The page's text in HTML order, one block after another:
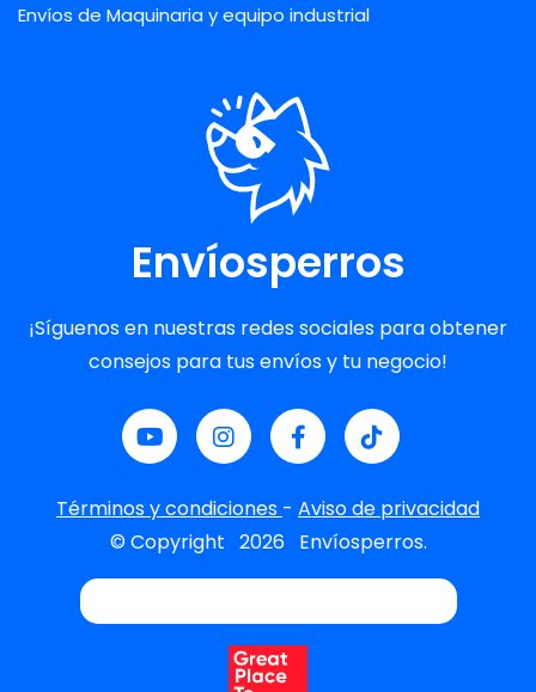
Envíos de Maquinaria y equipo industrial
Envíosperros
¡Síguenos en nuestras redes sociales para obtener
consejos para tus envíos y tu negocio!
Términos y condiciones - Aviso de privacidad
© Copyright 2026 Envíosperros.